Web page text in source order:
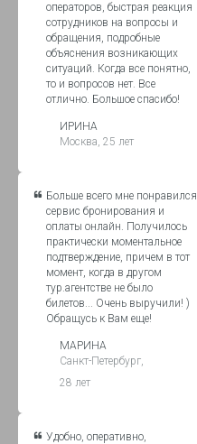
операторов, быстрая реакция
сотрудников на вопросы и
обращения, подробные
объяснения возникающих
ситуаций. Когда все понятно,
то и вопросов нет. Все
отлично. Большое спасибо!
ИРИНА
Москва, 25 лет
Больше всего мне понравился
сервис бронирования и
оплаты онлайн. Получилось
практически моментальное
подтверждение, причем в тот
момент, когда в другом
тур.агентстве не было
билетов... Очень выручили! )
Обращусь к Вам еще!
МАРИНА
Санкт-Петербург,
28 лет
Удобно, оперативно,